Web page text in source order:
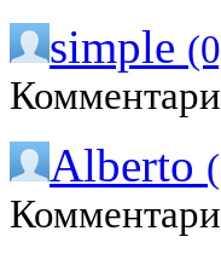
simple
Alberto